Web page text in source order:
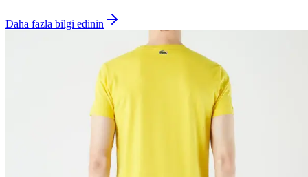
Daha fazla bilgi edinin